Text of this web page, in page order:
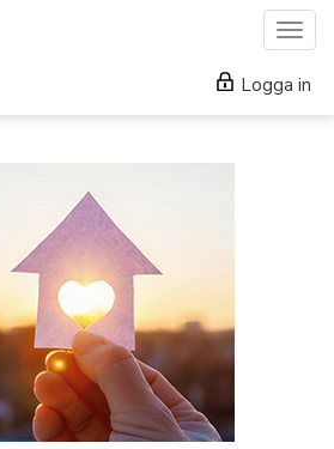
Logga in